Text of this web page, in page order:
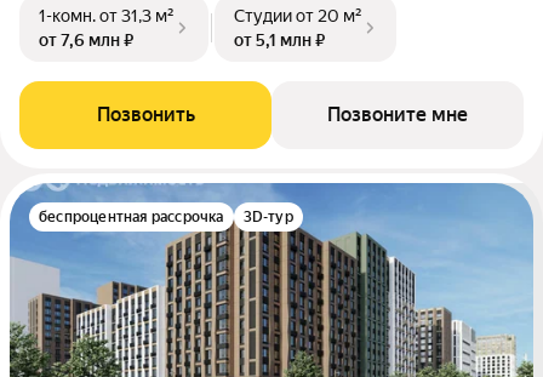
1-комн.от 31,3 м²
от 7,6 млн ₽
Студииот 20 м²
от 5,1 млн ₽
Позвонить Позвоните мне
беспроцентная рассрочка 3D-тур